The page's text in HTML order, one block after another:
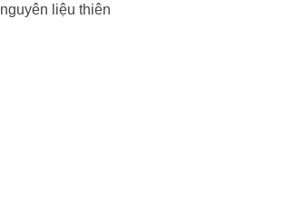
liệu thiên